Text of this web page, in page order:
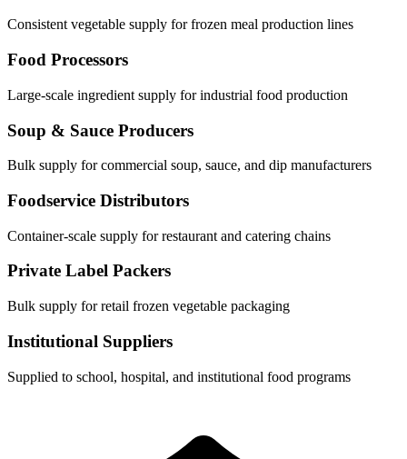
Consistent vegetable supply for frozen meal production lines
Food Processors
Large-scale ingredient supply for industrial food production
Soup & Sauce Producers
Bulk supply for commercial soup, sauce, and dip manufacturers
Foodservice Distributors
Container-scale supply for restaurant and catering chains
Private Label Packers
Bulk supply for retail frozen vegetable packaging
Institutional Suppliers
Supplied to school, hospital, and institutional food programs